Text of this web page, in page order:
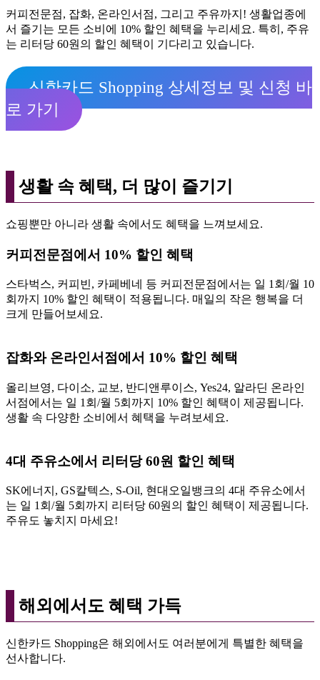
커피전문점, 잡화, 온라인서점, 그리고 주유까지! 생활업종에
서 즐기는 모든 소비에 10% 할인 혜택을 누리세요. 특히, 주유
는 리터당 60원의 할인 혜택이 기다리고 있습니다.
신한카드 Shopping 상세정보 및 신청 바
로 가기
생활 속 혜택, 더 많이 즐기기
쇼핑뿐만 아니라 생활 속에서도 혜택을 느껴보세요.
커피전문점에서 10% 할인 혜택
스타벅스, 커피빈, 카페베네 등 커피전문점에서는 일 1회/월 10
회까지 10% 할인 혜택이 적용됩니다. 매일의 작은 행복을 더
크게 만들어보세요.
잡화와 온라인서점에서 10% 할인 혜택
올리브영, 다이소, 교보, 반디앤루이스, Yes24, 알라딘 온라인
서점에서는 일 1회/월 5회까지 10% 할인 혜택이 제공됩니다.
생활 속 다양한 소비에서 혜택을 누려보세요.
4대 주유소에서 리터당 60원 할인 혜택
SK에너지, GS칼텍스, S-Oil, 현대오일뱅크의 4대 주유소에서
는 일 1회/월 5회까지 리터당 60원의 할인 혜택이 제공됩니다.
주유도 놓치지 마세요!
해외에서도 혜택 가득
신한카드 Shopping은 해외에서도 여러분에게 특별한 혜택을
선사합니다.